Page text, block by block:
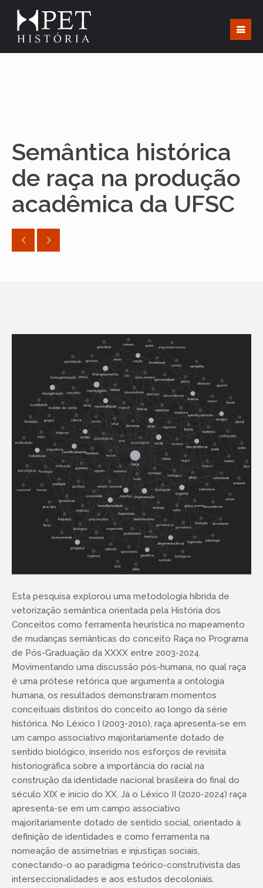
Semântica histórica
de raça na produção
acadêmica da UFSC
Esta pesquisa explorou uma metodologia híbrida de
vetorização semântica orientada pela História dos
Conceitos como ferramenta heurística no mapeamento
de mudanças semânticas do conceito Raça no Programa
de Pós-Graduação da XXXX entre 2003-2024.
Movimentando uma discussão pós-humana, no qual raça
é uma prótese retórica que argumenta a ontologia
humana, os resultados demonstraram momentos
conceituais distintos do conceito ao longo da série
histórica. No Léxico I (2003-2010), raça apresenta-se em
um campo associativo majoritariamente dotado de
sentido biológico, inserido nos esforços de revisita
historiográfica sobre a importância do racial na
construção da identidade nacional brasileira do final do
século XIX e início do XX. Já o Léxico II (2020-2024) raça
apresenta-se em um campo associativo
majoritariamente dotado de sentido social, orientado à
definição de identidades e como ferramenta na
nomeação de assimetrias e injustiças sociais,
conectando-o ao paradigma teórico-construtivista das
interseccionalidades e aos estudos decoloniais.